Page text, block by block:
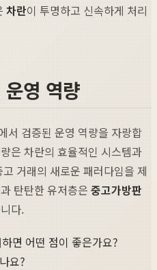
차란이 투명하고 신속하게 처리
영 역량
서 검증된 운영 역량을 자랑합
은 차란의 효율적인 시스템과
거래의 새로운 패러다임을 제
탄탄한 유저층은 중고가방판
다.
면 어떤 점이 좋은가요?
요?